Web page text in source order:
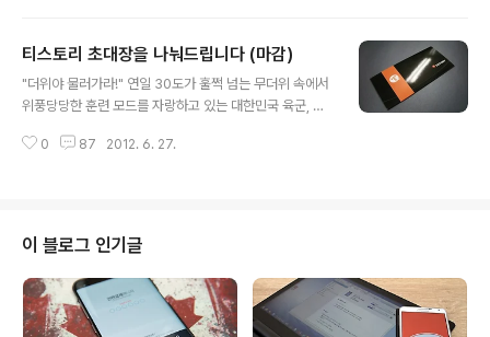
들께 초대해 드리겠습니다. 센스없게 선착순 이런 거 말고
간단한 정보를 확인한 후에 선정하도록 하겠습니다. 기왕
이면 정말 필요하신 분이 받으시면 초대하는 저도, 받으시
시면 감사하겠습니다. 개인정보가 노출될 수도 있으니 무
티스토리 초대장을 나눠드립니다 (마감)
"더위야 물러가라!" 연일 30도가 훌쩍 넘는 무더위 속에서
위풍당당한 훈련 모드를 자랑하고 있는 대한민국 육군, 덕
떻게 매일같이 훈련을 뛰었는지 신기할 따름이네요. 아무
주실 블로거를 기다립니다. 단 센스없게 선착순 배포 이런
거 말고 간단한 정보를 확인한 후에 선정하도록 하겠습니
다. 기왕이면 정말 필요하신 분이 받으시면 초대하는 저도,
받으시는 분도 좋잖아요! 다음 양식에 의거하여 작성해주
시면 감사하겠습니다. 개인정보가 노출될 수도 있으니 무
0 87 2012. 6. 27.
이 블로그 인기글